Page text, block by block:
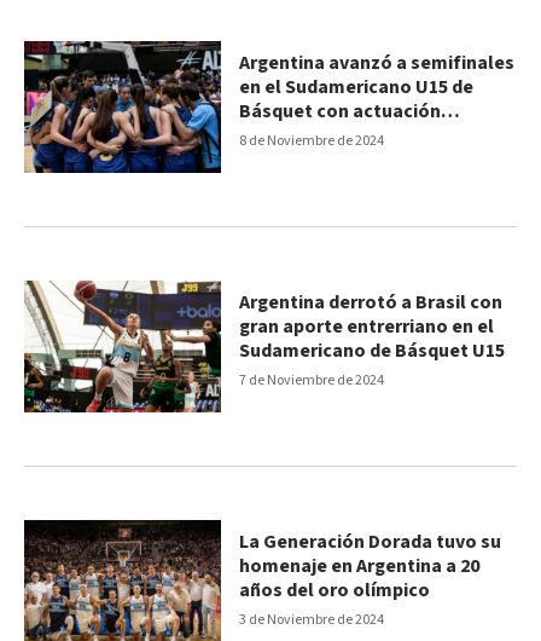
8 de Noviembre de 2024
Argentina avanzó a semifinales
en el Sudamericano U15 de
Básquet con actuación
entrerriana
7 de Noviembre de 2024
Argentina derrotó a Brasil con
gran aporte entrerriano en el
Sudamericano de Básquet U15
3 de Noviembre de 2024
La Generación Dorada tuvo su
homenaje en Argentina a 20
años del oro olímpico